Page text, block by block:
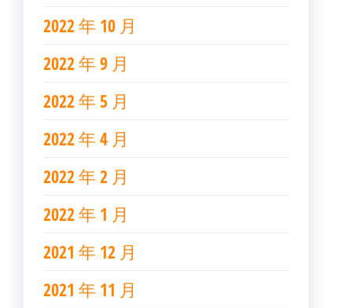
2022 年 10 月
2022 年 9 月
2022 年 5 月
2022 年 4 月
2022 年 2 月
2022 年 1 月
2021 年 12 月
2021 年 11 月